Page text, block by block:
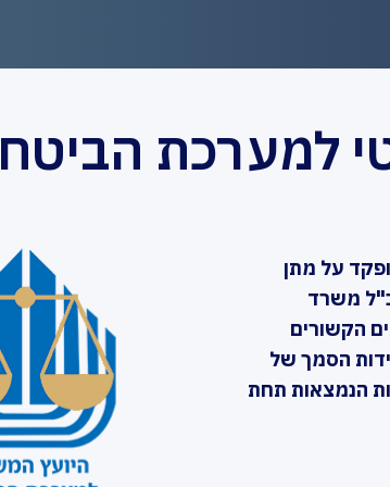
למערכת
על מתן
משרד
הקשורים
הסמך של
הנמצאות תחת